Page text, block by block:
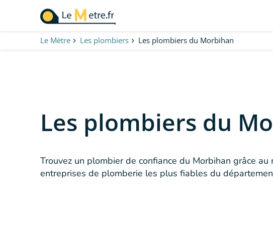
Le Mètre Les plombiers Les plombiers du Morbihan
Les plombiers du
Trouvez un plombier de confiance du Morbihan grâce
entreprises de plomberie les plus fiables du